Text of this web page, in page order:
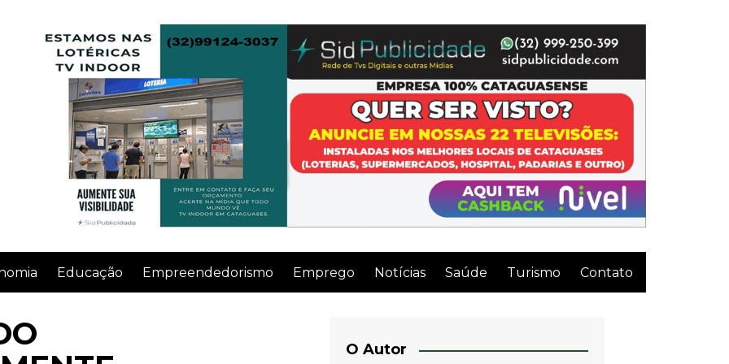
Educação Empreendedorismo Emprego Notícias Saúde Turismo Contato
O Autor